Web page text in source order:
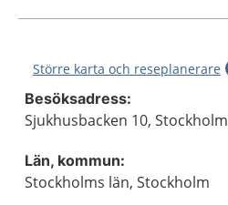
Större karta och reseplanerare
Besöksadress:
Sjukhusbacken 10, Stockholm
Län, kommun:
Stockholms län, Stockholm